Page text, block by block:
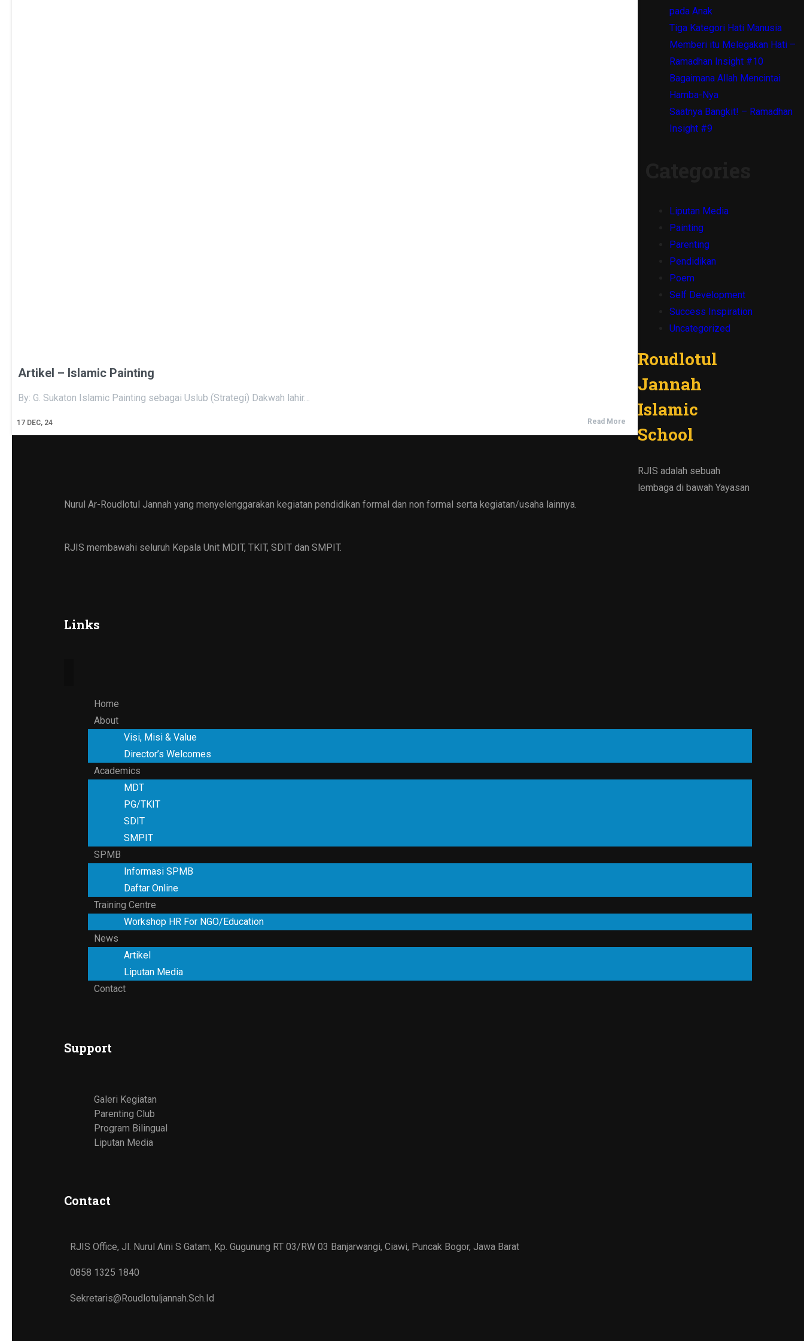
Artikel – Islamic Painting
17 DEC, 24
By: G. Sukaton Islamic Painting sebagai Uslub (Strategi) Dakwah lahir…
Read More
pada Anak
Tiga Kategori Hati Manusia
Memberi itu Melegakan Hati –
Ramadhan Insight #10
Bagaimana Allah Mencintai
Hamba-Nya
Saatnya Bangkit! – Ramadhan
Insight #9
Liputan Media
Painting
Parenting
Pendidikan
Poem
Self Development
Success Inspiration
Uncategorized
Roudlotul
Jannah
Islamic
School
RJIS adalah sebuah
lembaga di bawah Yayasan
Nurul Ar-Roudlotul Jannah yang menyelenggarakan kegiatan pendidikan formal dan non formal serta kegiatan/usaha lainnya.
RJIS membawahi seluruh Kepala Unit MDIT, TKIT, SDIT dan SMPIT.
Links
Home
About
Visi, Misi & Value
Director’s Welcomes
Academics
MDT
PG/TKIT
SDIT
SMPIT
SPMB
Informasi SPMB
Daftar Online
Training Centre
Workshop HR For NGO/Education
News
Artikel
Liputan Media
Contact
Support
Galeri Kegiatan
Parenting Club
Program Bilingual
Liputan Media
Contact
RJIS Office, Jl. Nurul Aini S Gatam, Kp. Gugunung RT 03/RW 03 Banjarwangi, Ciawi, Puncak Bogor, Jawa Barat
0858 1325 1840
Sekretaris@roudlotuljannah.sch.id